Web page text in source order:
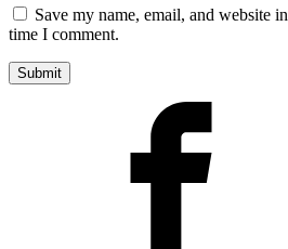
Save my name, email, and website
time I comment.